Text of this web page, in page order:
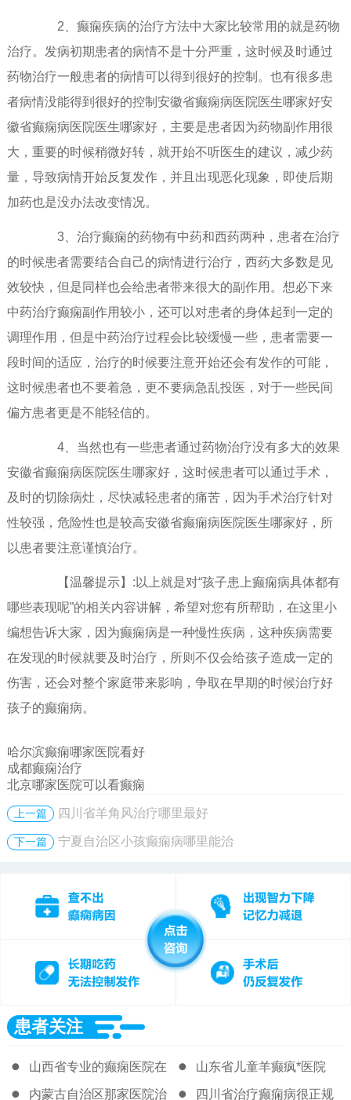
2、癫痫疾病的治疗方法中大家比较常用的就是药物
治疗。发病初期患者的病情不是十分严重，这时候及时通过
药物治疗一般患者的病情可以得到很好的控制。也有很多患
者病情没能得到很好的控制安徽省癫痫病医院医生哪家好安
徽省癫痫病医院医生哪家好，主要是患者因为药物副作用很
大，重要的时候稍微好转，就开始不听医生的建议，减少药
量，导致病情开始反复发作，并且出现恶化现象，即使后期
加药也是没办法改变情况。
3、治疗癫痫的药物有中药和西药两种，患者在治疗
的时候患者需要结合自己的病情进行治疗，西药大多数是见
效较快，但是同样也会给患者带来很大的副作用。想必下来
中药治疗癫痫副作用较小，还可以对患者的身体起到一定的
调理作用，但是中药治疗过程会比较缓慢一些，患者需要一
段时间的适应，治疗的时候要注意开始还会有发作的可能，
这时候患者也不要着急，更不要病急乱投医，对于一些民间
偏方患者更是不能轻信的。
4、当然也有一些患者通过药物治疗没有多大的效果
安徽省癫痫病医院医生哪家好，这时候患者可以通过手术，
及时的切除病灶，尽快减轻患者的痛苦，因为手术治疗针对
性较强，危险性也是较高安徽省癫痫病医院医生哪家好，所
以患者要注意谨慎治疗。
【温馨提示】:以上就是对“孩子患上癫痫病具体都有
哪些表现呢”的相关内容讲解，希望对您有所帮助，在这里小
编想告诉大家，因为癫痫病是一种慢性疾病，这种疾病需要
在发现的时候就要及时治疗，所则不仅会给孩子造成一定的
伤害，还会对整个家庭带来影响，争取在早期的时候治疗好
孩子的癫痫病。
哈尔滨癫痫哪家医院看好
成都癫痫治疗
北京哪家医院可以看癫痫
上一篇 四川省羊角风治疗哪里最好
下一篇 宁夏自治区小孩癫痫病哪里能治
患者关注
山西省专业的癫痫医院在
哪
山东省儿童羊癫疯*医院
内蒙古自治区那家医院治 四川省治疗癫痫病很正规